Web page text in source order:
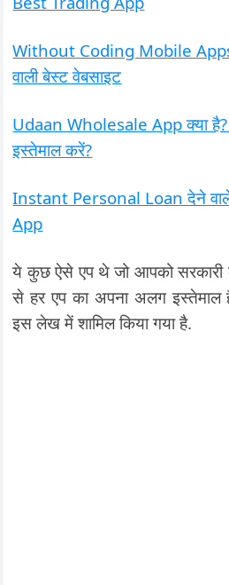
Without Coding Mobile Apps
वाली बेस्ट वेबसाइट
Udaan Wholesale App क्या
इस्तेमाल करें?
Instant Personal Loan देने
App
ये कुछ ऐसे एप थे जो आपको सरकारी
से हर एप का अपना अलग इस्तेमाल
इस लेख में शामिल किया गया है.